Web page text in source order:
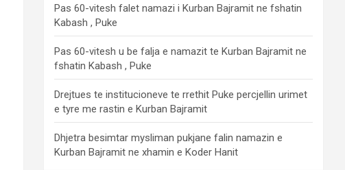
Pas 60-vitesh falet namazi i Kurban Bajramit ne fshatin
Kabash , Puke
Pas 60-vitesh u be falja e namazit te Kurban Bajramit ne
fshatin Kabash , Puke
Drejtues te institucioneve te rrethit Puke percjellin urimet
e tyre me rastin e Kurban Bajramit
Dhjetra besimtar mysliman pukjane falin namazin e
Kurban Bajramit ne xhamin e Koder Hanit